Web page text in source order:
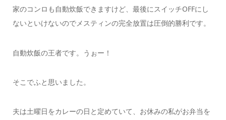
家のコンロも自動炊飯できますけど、最後にスイッチOFFにし
ないといけないのでメスティンの完全放置は圧倒的勝利です。
自動炊飯の王者です。うぉー！
そこでふと思いました。
夫は土曜日をカレーの日と定めていて、お休みの私がお弁当を